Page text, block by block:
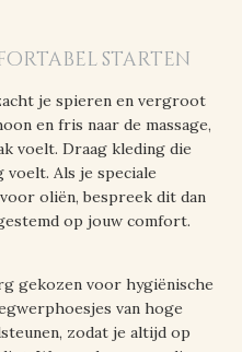
starten
je spieren en vergroot
en fris naar de massage,
voelt. Draag kleding die
Als je speciale
oliën, bespreek dit dan
op jouw comfort.
gekozen voor hygiënische
van hoge
zodat je altijd op